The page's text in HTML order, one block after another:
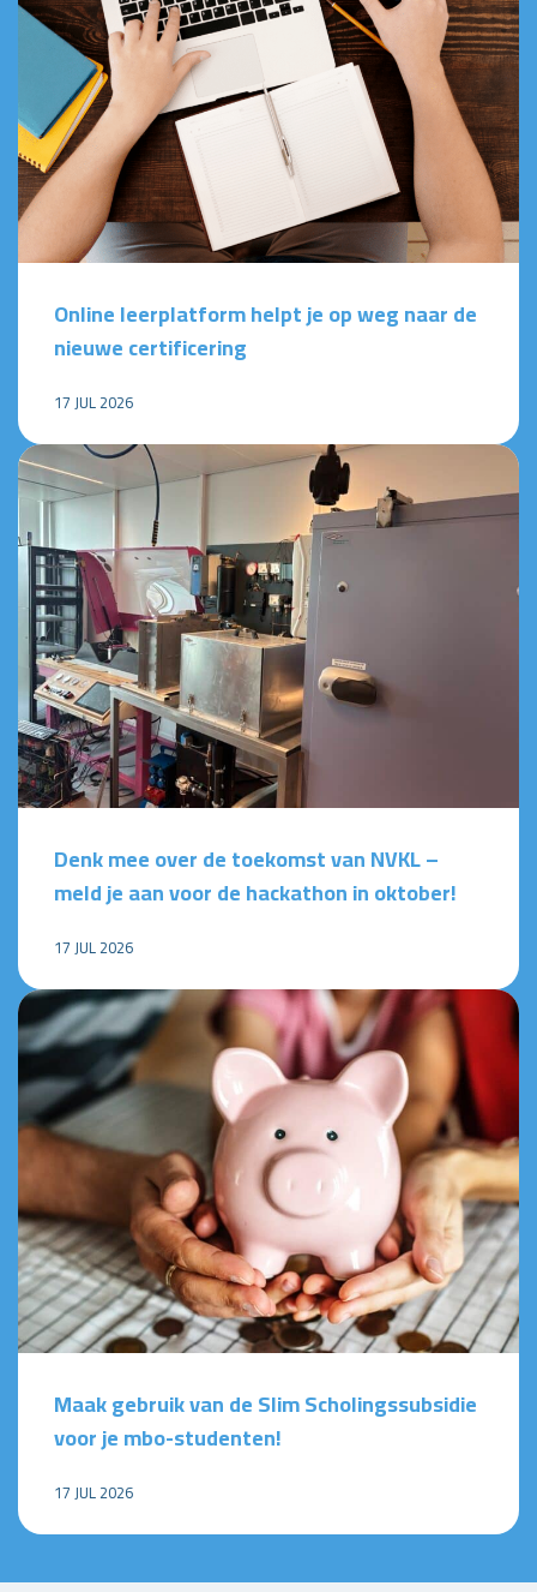
Online leerplatform helpt je op weg naar de
nieuwe certificering
17 JUL 2026
Denk mee over de toekomst van NVKL –
meld je aan voor de hackathon in oktober!
17 JUL 2026
Maak gebruik van de Slim Scholingssubsidie
voor je mbo-studenten!
17 JUL 2026